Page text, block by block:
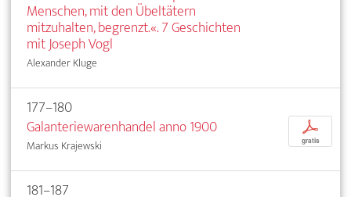
Menschen, mit den Übeltätern
mitzuhalten, begrenzt.«. 7 Geschichten
mit Joseph Vogl
Alexander Kluge
177–180
Galanteriewarenhandel anno 1900
Markus Krajewski
p
gratis
181–187